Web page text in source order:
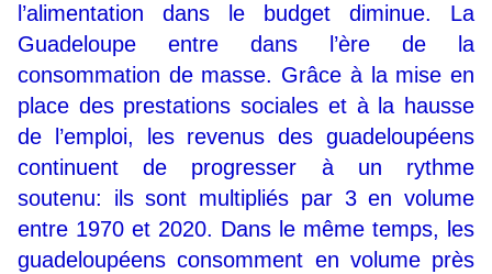
l’alimentation dans le budget diminue. La
Guadeloupe entre dans l’ère de la
consommation de masse. Grâce à la mise en
place des prestations sociales et à la hausse
de l’emploi, les revenus des guadeloupéens
continuent de progresser à un rythme
soutenu: ils sont multipliés par 3 en volume
entre 1970 et 2020. Dans le même temps, les
guadeloupéens consomment en volume près